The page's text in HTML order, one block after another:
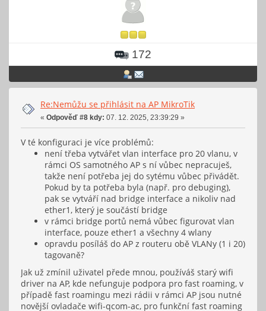
172
Re:Nemůžu se přihlásit na AP MikroTik
« Odpověď #8 kdy: 07. 12. 2025, 23:39:29 »
V té konfiguraci je více problémů:
není třeba vytvářet vlan interface pro 20 vlanu, v
rámci OS samotného AP s ní vůbec nepracuješ,
takže není potřeba jej do sytému vůbec přivádět.
Pokud by ta potřeba byla (např. pro debuging),
pak se vytváří nad bridge interface a nikoliv nad
ether1, který je součástí bridge
v rámci bridge portů nemá vůbec figurovat vlan
interface, pouze ether1 a všechny 4 wlany
opravdu posíláš do AP z routeru obě VLANy (1 i 20)
tagovaně?
Jak už zmínil uživatel přede mnou, používáš starý wifi
driver na AP, kde nefunguje podpora pro fast roaming, v
případě fast roamingu mezi rádii v rámci AP jsou nutné
novější ovladače wifi-qcom-ac, pro funkční fast roaming